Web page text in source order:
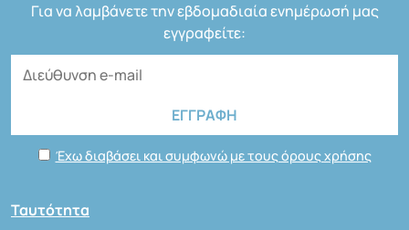
Για να λαμβάνετε την εβδομαδιαία ενημέρωσή μας
εγγραφείτε:
Έχω διαβάσει και συμφωνώ με τους όρους χρήσης
Ταυτότητα